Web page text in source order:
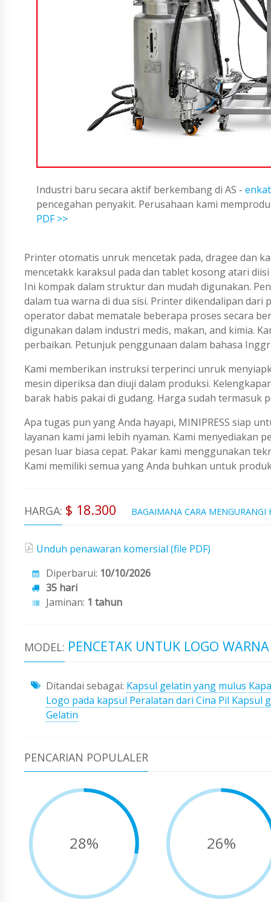
Industri baru secara aktif berkembang di AS -
pencegahan penyakit. Perusahaan kami
PDF >>
Printer otomatis unruk mencetak pada, dragee dan
mencetakk karaksul pada dan tablet kosong atari
Ini kompak dalam struktur dan mudah digunakan.
dalam tua warna di dua sisi. Printer dikendalipan
operator dabat mematale beberapa proses secara
digunakan dalam industri medis, makan, and kimia.
perbaikan. Petunjuk penggunaan dalam bahasa
Kami memberikan instruksi terperinci unruk
mesin diperiksa dan diuji dalam produksi.
barak habis pakai di gudang. Harga sudah termasuk
Apa tugas pun yang Anda hayapi, MINIPRESS siap
layanan kami jami lebih nyaman. Kami menyediakan
pesan luar biasa cepat. Pakar kami menggunakan
Kami memiliki semua yang Anda buhkan untuk
HARGA: $ 18.300 BAGAIMANA CARA MENGURANGI
Unduh penawaran komersial (file PDF)
Diperbarui: 10/10/2026
35 hari
Jaminan: 1 tahun
MODEL: PENCETAK UNTUK LOGO
Ditandai sebagai: Kapsul gelatin yang mulus
Logo pada kapsul Peralatan dari Cina Pil Kapsul
Gelatin
PENCARIAN POPULALER
28% 26%